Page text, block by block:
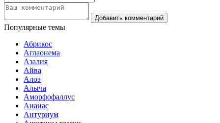
Популярные темы
Абрикос
Аглаонема
Азалия
Айва
Алоэ
Алыча
Аморфофаллус
Ананас
Антуриум